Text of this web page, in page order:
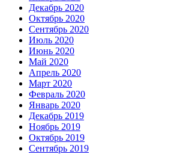
Декабрь 2020
Октябрь 2020
Сентябрь 2020
Июль 2020
Июнь 2020
Май 2020
Апрель 2020
Март 2020
Февраль 2020
Январь 2020
Декабрь 2019
Ноябрь 2019
Октябрь 2019
Сентябрь 2019